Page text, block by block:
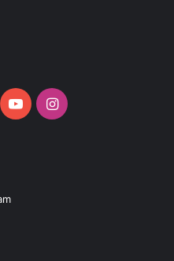
YouTubeInstagram